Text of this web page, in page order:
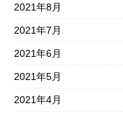
2021年8月
2021年7月
2021年6月
2021年5月
2021年4月